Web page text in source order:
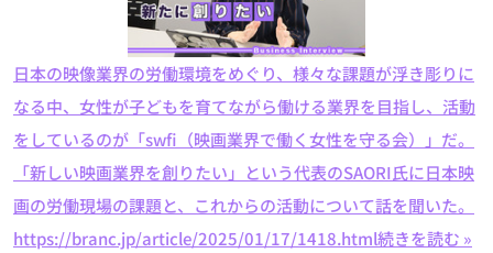
日本の映像業界の労働環境をめぐり、様々な課題が浮き彫りに
なる中、女性が子どもを育てながら働ける業界を目指し、活動
をしているのが「swfi（映画業界で働く女性を守る会）」だ。
「新しい映画業界を創りたい」という代表のSAORI氏に日本映
画の労働現場の課題と、これからの活動について話を聞いた。
https://branc.jp/article/2025/01/17/1418.html続きを読む »